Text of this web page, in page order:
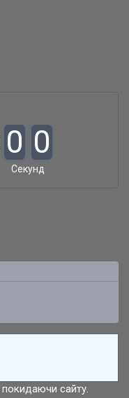
0 0
Секунд
покидаючи сайту.